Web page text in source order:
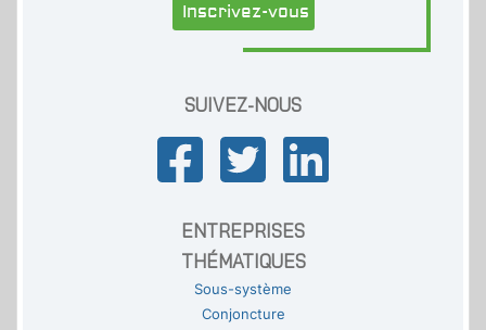
Inscrivez-vous
SUIVEZ-NOUS
ENTREPRISES
THÉMATIQUES
Sous-système
Conjoncture